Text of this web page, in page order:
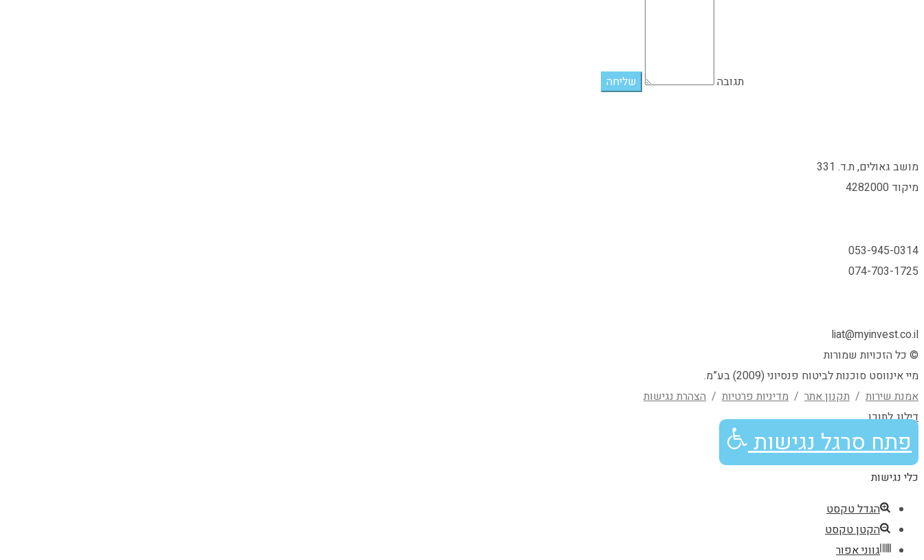
תגובה
מושב גאולים, ת.ד. 331
מיקוד 4282000
053-945-0314
074-703-1725
liat@myinvest.co.il
© כל הזכויות שמורות
מיי אינווסט סוכנות לביטוח פנסיוני (2009) בע”מ.
אמנת שירות / תקנון אתר / מדיניות פרטיות / הצהרת נגישות
גלילה
לראש
העמוד
דילוג לתוכן
פתח סרגל נגישות
כלי נגישות
הגדל טקסט
הקטן טקסט
גווני אפור